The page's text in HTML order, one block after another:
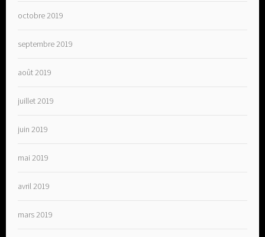
octobre 2019
septembre 2019
août 2019
juillet 2019
juin 2019
mai 2019
avril 2019
mars 2019